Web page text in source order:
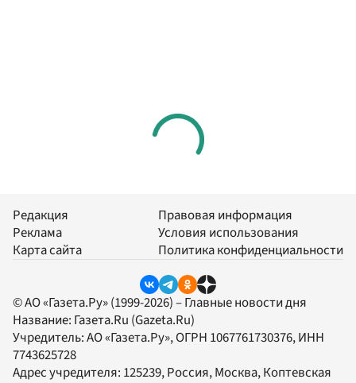
Редакция
Реклама
Карта сайта
Правовая информация
Условия использования
Политика конфиденциальности
© АО «Газета.Ру» (1999-2026) – Главные новости дня
Название: Газета.Ru (Gazeta.Ru)
Учредитель:АО «Газета.Ру», ОГРН 1067761730376, ИНН
7743625728
Адрес учредителя: 125239, Россия, Москва, Коптевская